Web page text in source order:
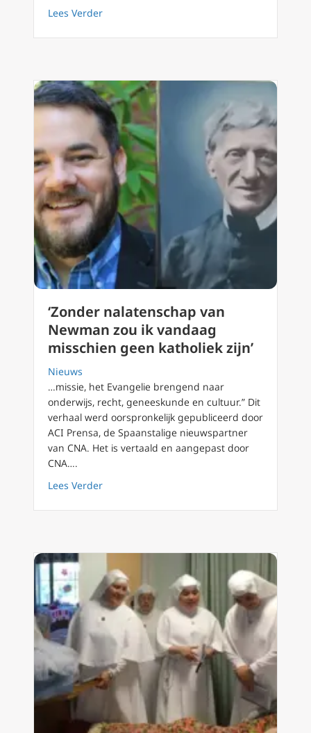
Lees Verderabout St. Bartolo Longo is een voorbeeld
‘Zonder nalatenschap van
Newman zou ik vandaag
misschien geen katholiek zijn’
Nieuws
…missie, het Evangelie brengend naar
onderwijs, recht, geneeskunde en cultuur.” Dit
verhaal werd oorspronkelijk gepubliceerd door
ACI Prensa, de Spaanstalige nieuwspartner
van CNA. Het is vertaald en aangepast door
CNA….
Lees Verderabout ‘Zonder nalatenschap van Newman